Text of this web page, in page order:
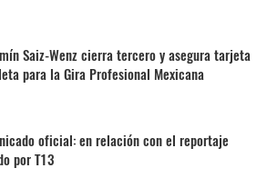
Saiz-Wenz cierra tercero y asegura tarjeta
para la Gira Profesional Mexicana
oficial: en relación con el reportaje
por T13